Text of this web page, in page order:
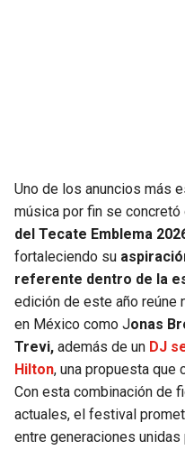
Uno de los anuncios más
música por fin se concretó
del Tecate Emblema
fortaleciendo su
referente dentro de la
edición de este año reúne
en México como Jonas
Trevi, además de un DJ
Hilton, una propuesta que
Con esta combinación de
actuales, el festival
entre generaciones